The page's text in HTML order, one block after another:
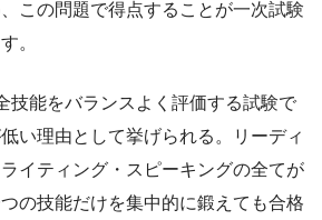
この問題で得点することが一次試験
。
技能をバランスよく評価する試験で
い理由として挙げられる。リーディ
イティング・スピーキングの全てが
の技能だけを集中的に鍛えても合格